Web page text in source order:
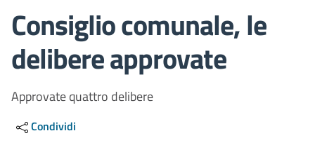
Consiglio comunale, le
delibere approvate
Approvate quattro delibere
Condividi